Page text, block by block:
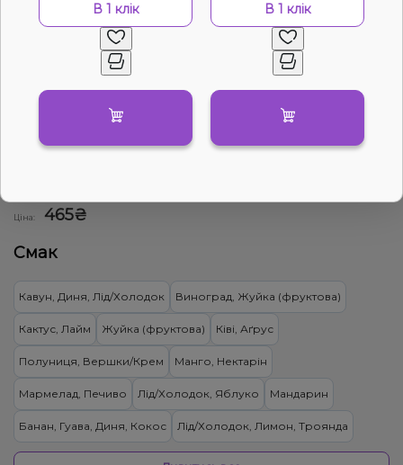
Немає у наявності Артикул:
Тютюн Molfar Virginia Line Яскрава Меліса
Ціна:
465₴
Смак
Кавун, Диня, Лід/Холодок Виноград, Жуйка (фруктова)
Кактус, Лайм Жуйка (фруктова) Ківі, Аґрус
Полуниця, Вершки/Крем Манго, Нектарін
Мармелад, Печиво Лід/Холодок, Яблуко Мандарин
Банан, Гуава, Диня, Кокос Лід/Холодок, Лимон, Троянда
В 1 клік В 1 клік